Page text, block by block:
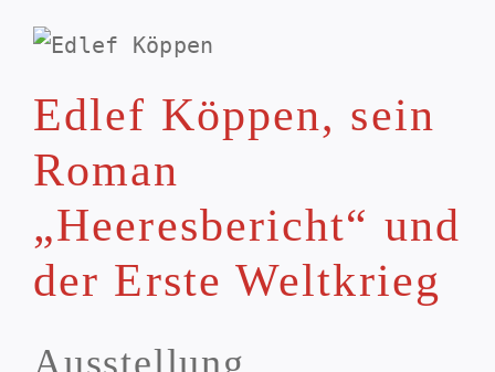
Edlef Köppen, sein
Roman
„Heeresbericht“ und
der Erste Weltkrieg
Ausstellung